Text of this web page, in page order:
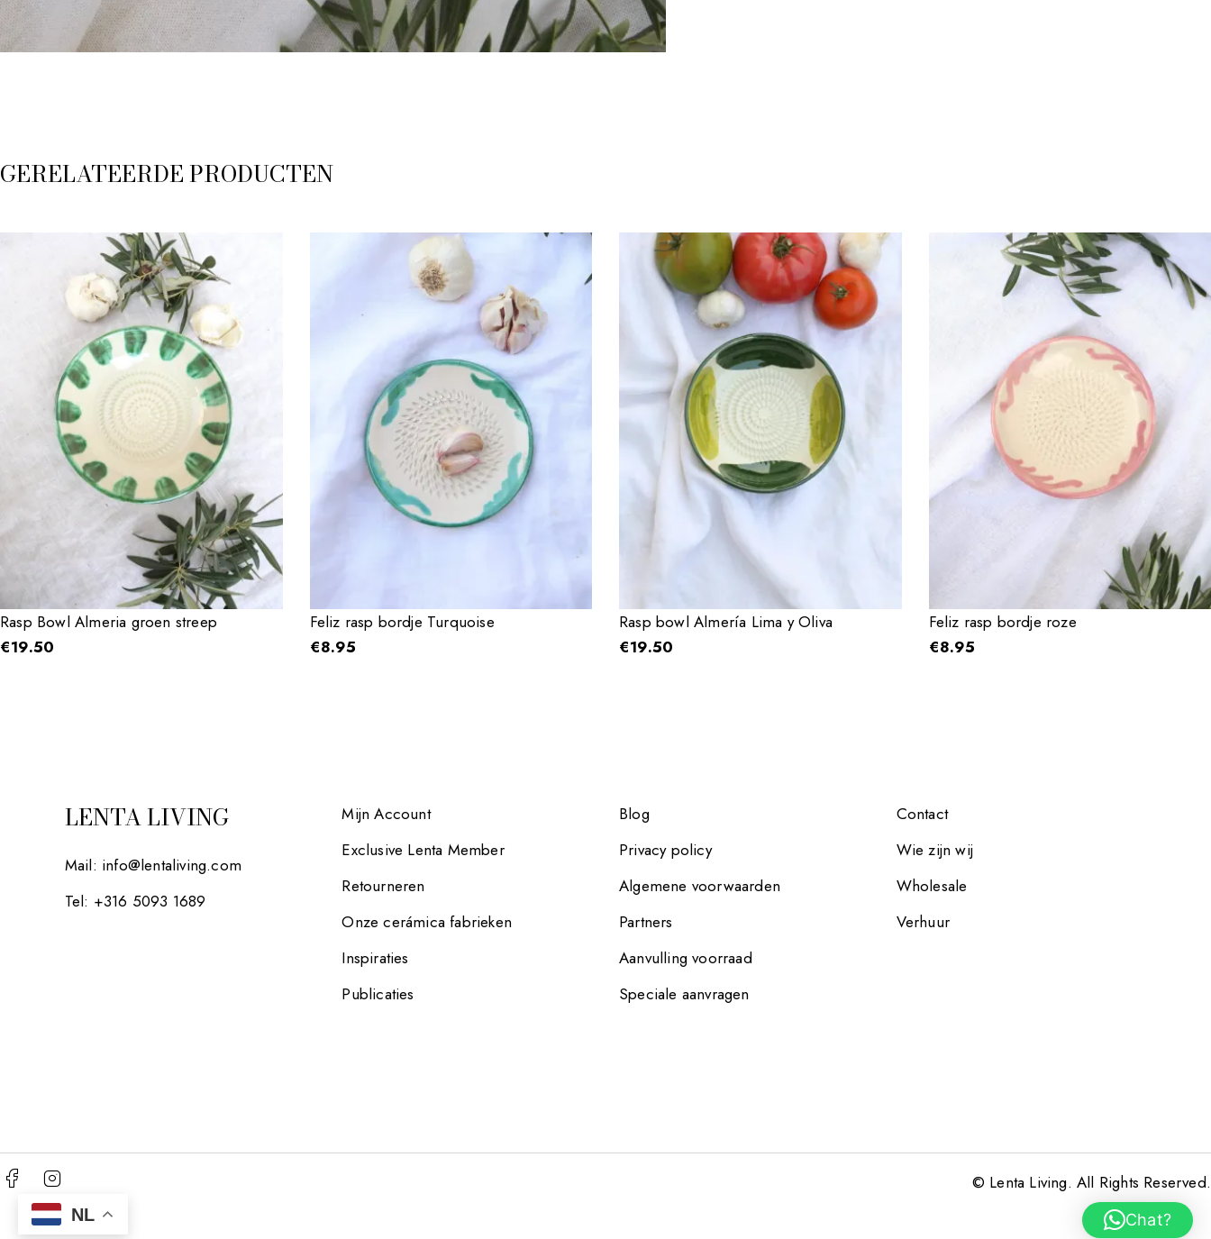
GERELATEERDE PRODUCTEN
Rasp Bowl Almeria groen streep
€19.50
Feliz rasp bordje Turquoise
€8.95
Rasp bowl Almería Lima y Oliva
€19.50
Feliz rasp bordje roze
€8.95
LENTA LIVING
Mail: info@lentaliving.com
Tel: +316 5093 1689
Mijn Account
Exclusive Lenta Member
Retourneren
Onze cerámica fabrieken
Inspiraties
Publicaties
Blog
Privacy policy
Algemene voorwaarden
Partners
Aanvulling voorraad
Speciale aanvragen
Contact
Wie zijn wij
Wholesale
Verhuur
© Lenta Living. All Rights Reserved.
NL Chat?